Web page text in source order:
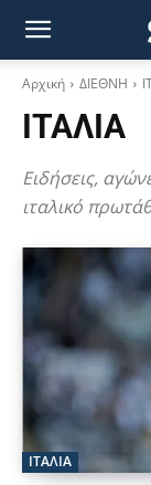
Αρχική ΔΙΕΘΝΗ
ΙΤΑΛΙΑ
Ειδήσεις,
ιταλικό
ΙΤΑΛΙΑ